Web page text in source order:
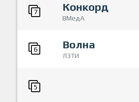
7 Конкорд
ВМедА
6 Волна
ЛЭТИ
5